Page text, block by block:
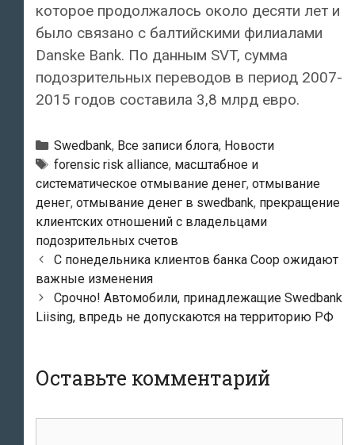
которое продолжалось около десяти лет и
было связано с балтийскими филиалами
Danske Bank. По данным SVT, сумма
подозрительных переводов в период 2007-
2015 годов составила 3,8 млрд евро.
Рубрики
Swedbank, Все записи блога, Новости
Тэги
forensic risk alliance, масштабное и
систематическое отмывание денег, отмывание
денег, отмывание денег в swedbank, прекращение
клиентских отношений с владельцами
подозрительных счетов
Навигация
по
записям
С понедельника клиентов банка Coop ожидают
важные изменения
Срочно! Автомобили, принадлежащие Swedbank
Liising, впредь не допускаются на территорию РФ
Оставьте комментарий